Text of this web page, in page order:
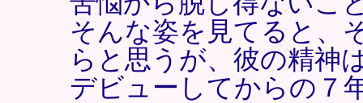
そんな姿を見てると、
らと思うが、彼の精神
デビューしてからの７